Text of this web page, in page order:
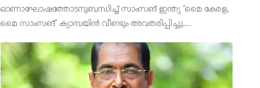
ഓണാഘോഷത്തോടനുബന്ധിച്ച് സാംസങ് ഇന്ത്യ ‘മൈ കേരള,
മൈ സാംസങ്’ ക്യാമ്പയിൻ വീണ്ടും അവതരിപ്പിച്ചു.
ബെസ്‌പോക്ക് എഐ റഫ്രിജറേറ്ററുകൾ,